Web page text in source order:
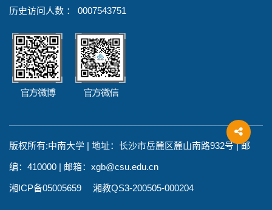
历史访问人数 ： 0007543751
版权所有:中南大学 | 地址：长沙市岳麓区麓山南路932号 | 邮
编：410000 | 邮箱：xgb@csu.edu.cn
湘ICP备05005659 湘教QS3-200505-000204